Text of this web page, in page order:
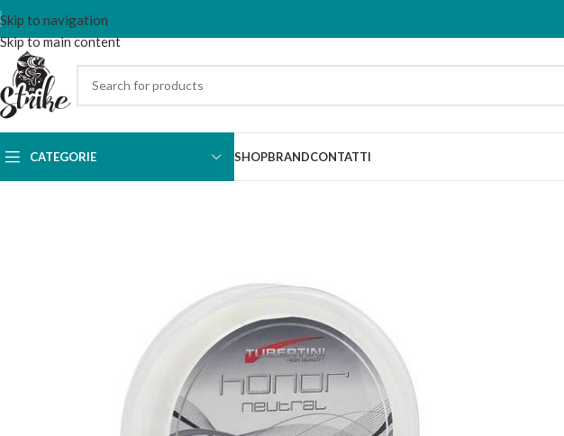
Skip to navigation
Skip to main content
CATEGORIE SHOPBRANDCONTATTI